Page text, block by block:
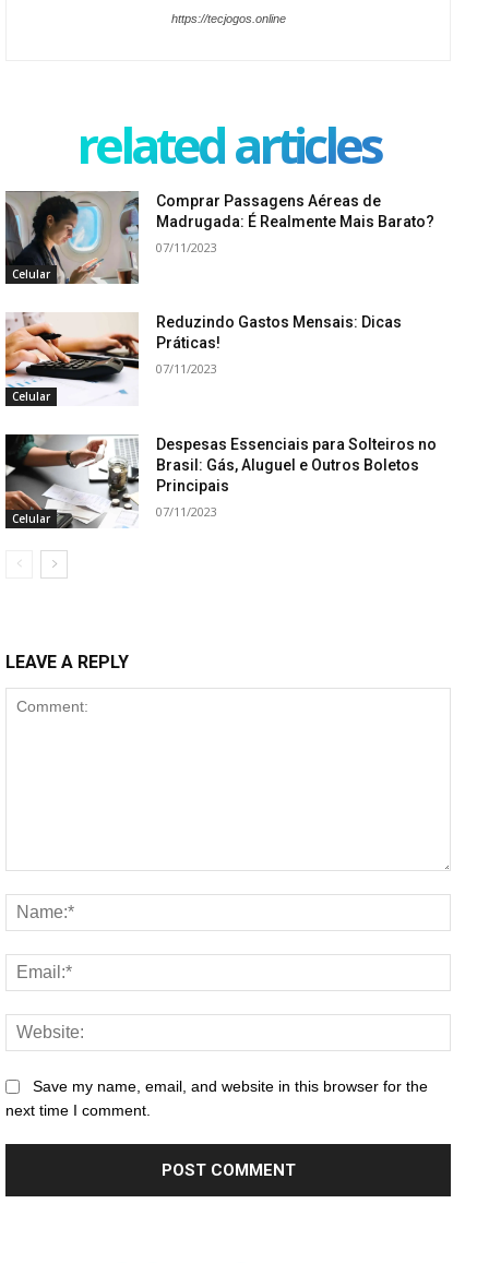
https://tecjogos.online
related articles
Celular
Comprar Passagens Aéreas de
Madrugada: É Realmente Mais Barato?
07/11/2023
Celular
Reduzindo Gastos Mensais: Dicas
Práticas!
07/11/2023
Celular
Despesas Essenciais para Solteiros no
Brasil: Gás, Aluguel e Outros Boletos
Principais
07/11/2023
LEAVE A REPLY
Save my name, email, and website in this browser for the
next time I comment.